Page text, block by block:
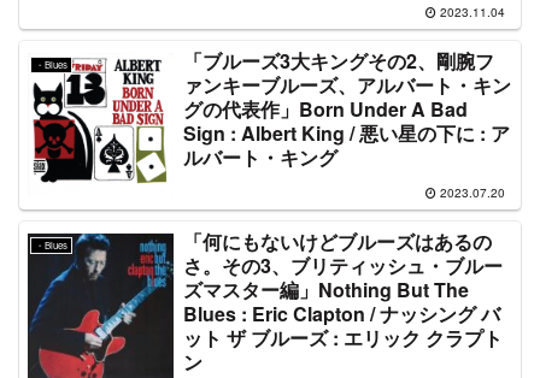
2023.11.04
・Blues
「ブルーズ3大キングその2、剛腕フ
ァンキーブルーズ、アルバート・キン
グの代表作」Born Under A Bad
Sign : Albert King / 悪い星の下に : ア
ルバート・キング
2023.07.20
・Blues
「何にもないけどブルーズはあるの
さ。その3、ブリティッシュ・ブルー
ズマスター編」Nothing But The
Blues : Eric Clapton / ナッシング バ
ット ザ ブルーズ : エリック クラプト
ン